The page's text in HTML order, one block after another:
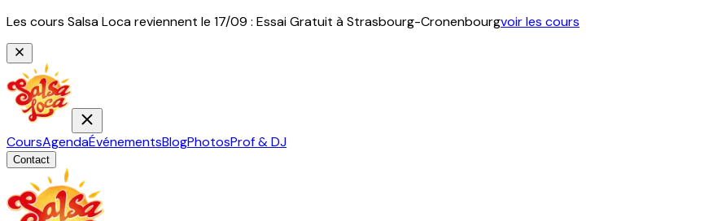
Les cours Salsa Loca reviennent le 17/09 : Essai Gratuit à Strasbourg-Cronenbourgvoir les cours
CoursAgendaÉvénementsBlogPhotosProf & DJ
Contact